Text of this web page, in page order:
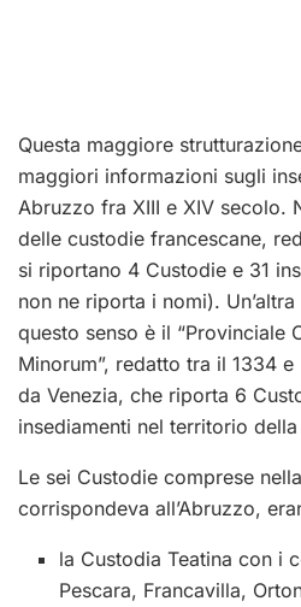
Questa maggiore
maggiori informazioni sugli
Abruzzo fra XIII e XIV secolo.
delle custodie francescane,
si riportano 4 Custodie e 31
non ne riporta i nomi).
questo senso è il “Provinciale
Minorum”, redatto tra il 1334
da Venezia, che riporta 6
insediamenti nel territorio
Le sei Custodie comprese
corrispondeva all’Abruzzo,
la Custodia Teatina con i
Pescara, Francavilla,